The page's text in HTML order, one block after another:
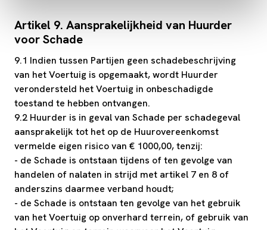
Artikel 9. Aansprakelijkheid van Huurder
voor Schade
9.1 Indien tussen Partijen geen schadebeschrijving
van het Voertuig is opgemaakt, wordt Huurder
verondersteld het Voertuig in onbeschadigde
toestand te hebben ontvangen.
9.2 Huurder is in geval van Schade per schadegeval
aansprakelijk tot het op de Huurovereenkomst
vermelde eigen risico van € 1000,00, tenzij:
- de Schade is ontstaan tijdens of ten gevolge van
handelen of nalaten in strijd met artikel 7 en 8 of
anderszins daarmee verband houdt;
- de Schade is ontstaan ten gevolge van het gebruik
van het Voertuig op onverhard terrein, of gebruik van